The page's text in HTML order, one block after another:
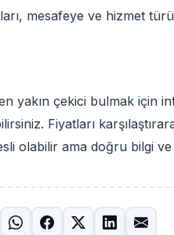
mesafeye ve hizmet
en yakın çekici bulmak
Fiyatları
olabilir ama doğru bilgi